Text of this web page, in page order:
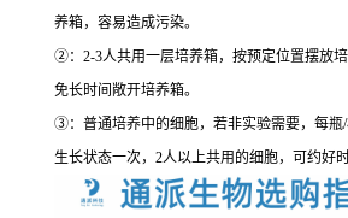
养箱，容易造成污染。
②：2-3人共用一层培养箱，按预定位置摆放
免长时间敞开培养箱。
③：普通培养中的细胞，若非实验需要，每瓶
生长状态一次，2人以上共用的细胞，可约好